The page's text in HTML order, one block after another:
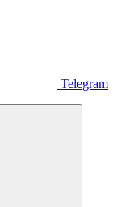
Telegram